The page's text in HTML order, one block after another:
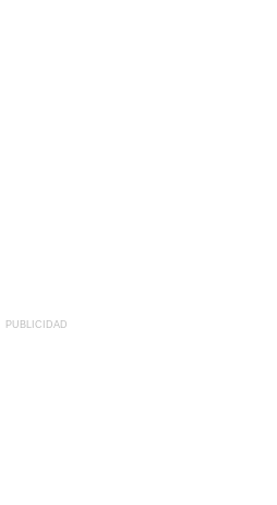
PUBLICIDAD